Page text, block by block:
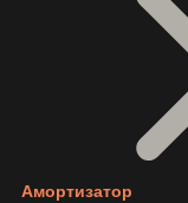
Амортизатор